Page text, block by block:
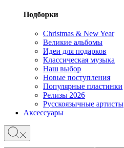
Подборки
Christmas & New Year
Великие альбомы
Идеи для подарков
Классическая музыка
Наш выбор
Новые поступления
Популярные пластинки
Релизы 2026
Русскоязычные артисты
Аксессуары